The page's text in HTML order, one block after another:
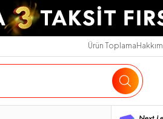
Ürün Toplama
Değerlendirmeler